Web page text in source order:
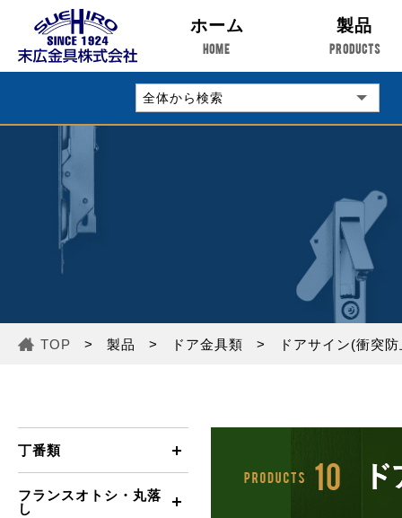
ホーム
HOME
製品
PRODUCTS
TOP 製品 ドア金具類 ドアサイン(衝突
丁番類
フランスオトシ・丸落
し